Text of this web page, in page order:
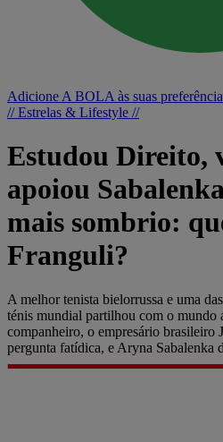
Adicione A BOLA às suas
// Estrelas & Lifestyle //
Estudou Direito,
apoiou
mais sombrio:
Franguli?
A melhor tenista bielorrussa e uma
ténis mundial partilhou com o mundo
companheiro, o empresário brasileiro
pergunta fatídica, e Aryna Sabalenka